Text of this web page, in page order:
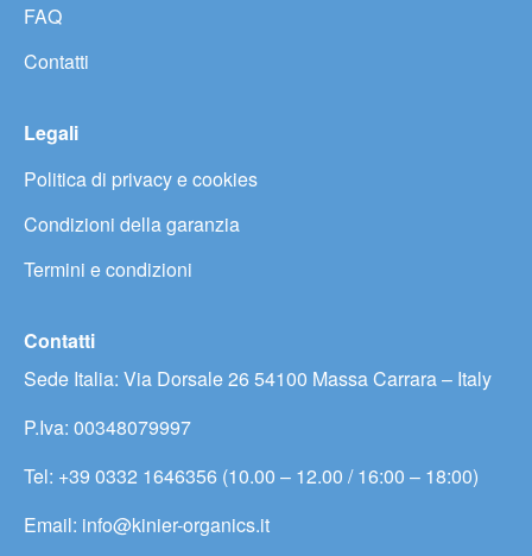
FAQ
Contatti
Legali
Politica di privacy e cookies
Condizioni della garanzia
Termini e condizioni
Contatti
Sede Italia: Via Dorsale 26 54100 Massa Carrara – Italy
P.Iva: 00348079997
Tel: +39 0332 1646356 (10.00 – 12.00 / 16:00 – 18:00)
Email: info@kinier-organics.it